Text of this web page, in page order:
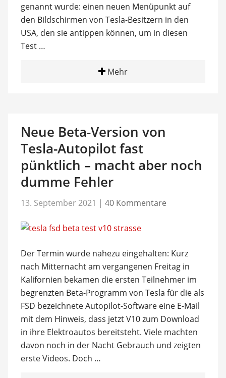
genannt wurde: einen neuen Menüpunkt auf
den Bildschirmen von Tesla-Besitzern in den
USA, den sie antippen können, um in diesen
Test …
Mehr
Neue Beta-Version von
Tesla-Autopilot fast
pünktlich – macht aber noch
dumme Fehler
13. September 2021 | 40 Kommentare
Der Termin wurde nahezu eingehalten: Kurz
nach Mitternacht am vergangenen Freitag in
Kalifornien bekamen die ersten Teilnehmer im
begrenzten Beta-Programm von Tesla für die als
FSD bezeichnete Autopilot-Software eine E-Mail
mit dem Hinweis, dass jetzt V10 zum Download
in ihre Elektroautos bereitsteht. Viele machten
davon noch in der Nacht Gebrauch und zeigten
erste Videos. Doch …